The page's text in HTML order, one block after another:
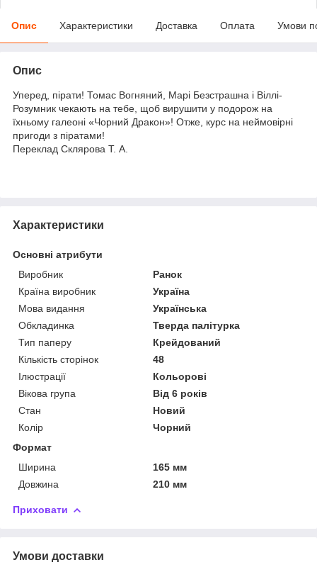
Опис Характеристики Доставка Оплата Умови
Опис
Уперед, пірати! Томас Вогняний, Марі Безстрашна і Віллі-
Розумник чекають на тебе, щоб вирушити у подорож на
їхньому галеоні «Чорний Дракон»! Отже, курс на неймовірні
пригоди з піратами!
Переклад Склярова Т. А.
Характеристики
Основні атрибути
Виробник
Ранок
Країна виробник
Україна
Мова видання
Українська
Обкладинка
Тверда палітурка
Тип паперу
Крейдований
Кількість сторінок
48
Ілюстрації
Кольорові
Вікова група
Від 6 років
Стан
Новий
Колір
Чорний
Формат
Ширина
165 мм
Довжина
210 мм
Приховати
Умови доставки